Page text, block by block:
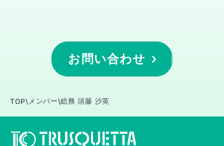
お問い合わせ
TOP\ メンバー\総務 須藤 沙英